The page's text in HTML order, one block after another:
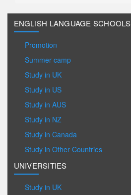
ENGLISH LANGUAGE SCHOOLS
Promotion
Summer camp
Study in UK
Study in US
Study in AUS
Study in NZ
Study in Canada
Study in Other Countries
UNIVERSITIES
Study in UK